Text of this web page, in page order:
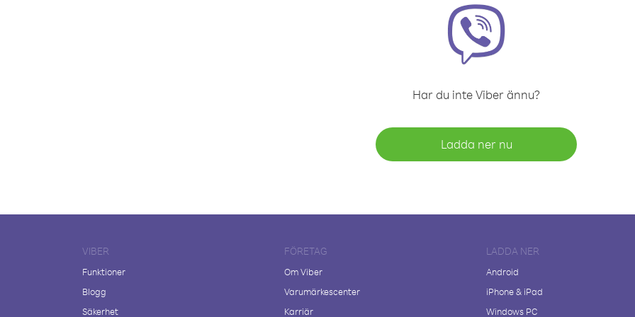
Har du inte Viber ännu?
Ladda ner nu
VIBER
Funktioner
Blogg
Säkerhet
FÖRETAG
Om Viber
Varumärkescenter
Karriär
LADDA NER
Android
iPhone & iPad
Windows PC